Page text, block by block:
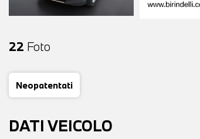
22 Foto
Neopatentati
DATI VEICOLO